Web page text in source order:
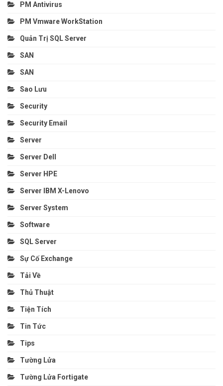
PM Antivirus
PM Vmware WorkStation
Quản Trị SQL Server
SAN
SAN
Sao Lưu
Security
Security Email
Server
Server Dell
Server HPE
Server IBM X-Lenovo
Server System
Software
SQL Server
Sự Cố Exchange
Tải Về
Thủ Thuật
Tiện Tích
Tin Tức
Tips
Tường Lửa
Tường Lửa Fortigate